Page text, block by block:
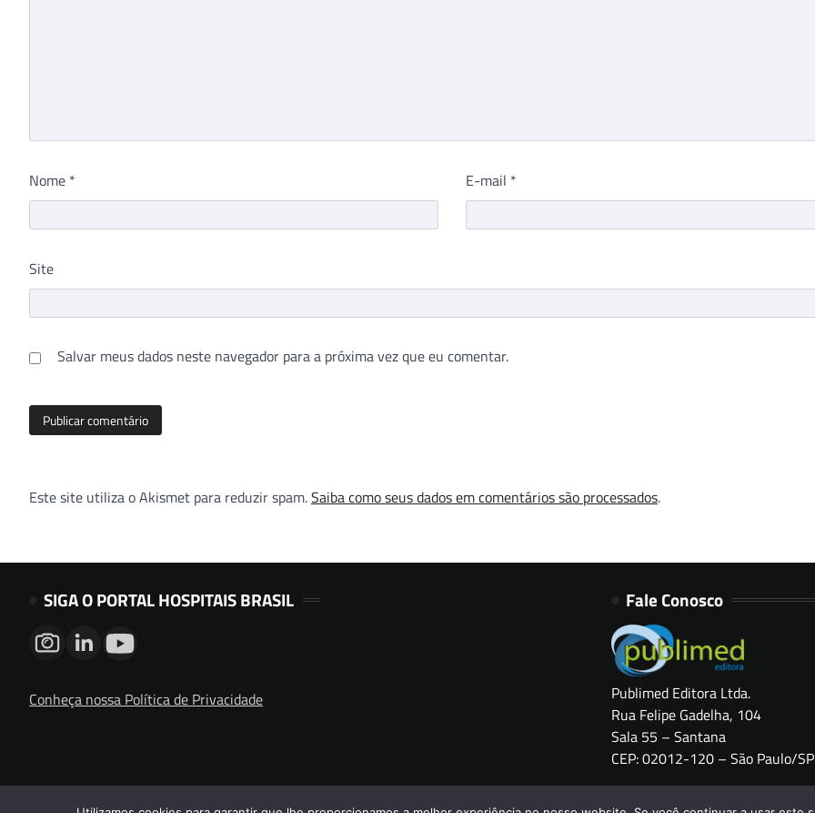
Nome * E-mail *
Site
Salvar meus dados neste navegador para a próxima vez que eu comentar.
Este site utiliza o Akismet para reduzir spam.Saiba como seus dados em comentários são processados.
SIGA O PORTAL HOSPITAIS BRASIL
Conheça nossa Política de Privacidade
Fale Conosco
Publimed Editora Ltda.
Rua Felipe Gadelha, 104
Sala 55 – Santana
CEP: 02012-120 – São Paulo/SP